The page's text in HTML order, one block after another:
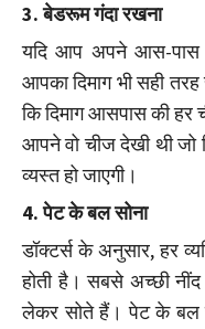
3. ​बेडरूम गंदा रखना
यदि आप अपने आस-पास
आपका दिमाग भी सही
कि दिमाग आसपास की हर
आपने वो चीज देखी थी जो
व्यस्त हो जाएगी।
4. ​पेट के बल सोना
डॉक्टर्स के अनुसार, हर
होती है। सबसे अच्छी
लेकर सोते हैं। पेट के बल